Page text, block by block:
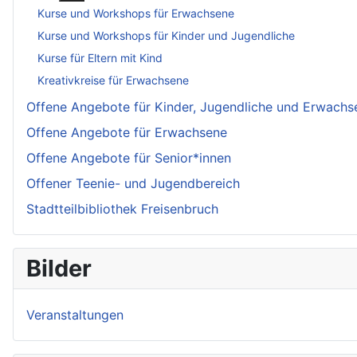
Kurse und Workshops für Erwachsene
Kurse und Workshops für Kinder und Jugendliche
Kurse für Eltern mit Kind
Kreativkreise für Erwachsene
Offene Angebote für Kinder, Jugendliche und
Offene Angebote für Erwachsene
Offene Angebote für Senior*innen
Offener Teenie- und Jugendbereich
Stadtteilbibliothek Freisenbruch
Bilder
Veranstaltungen